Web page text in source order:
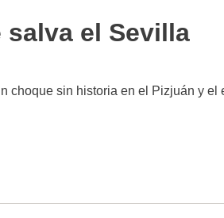
salva el Sevilla
choque sin historia en el Pizjuán y el